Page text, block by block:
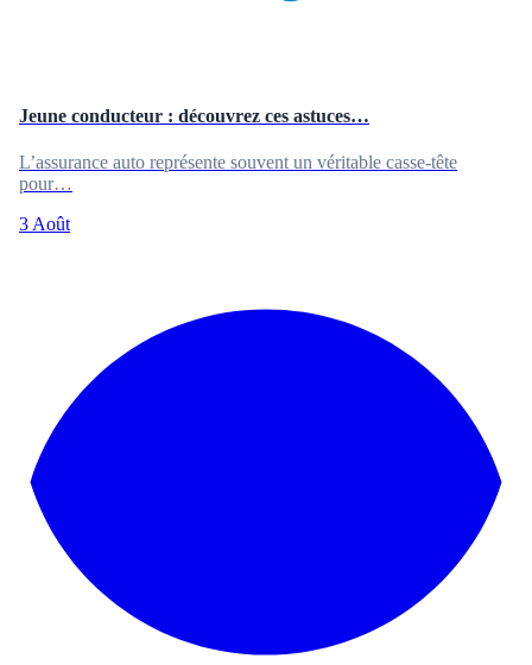
Jeune conducteur : découvrez ces astuces…
L’assurance auto représente souvent un véritable casse-tête
pour…
3 Août